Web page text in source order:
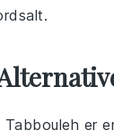
Tabbouleh er